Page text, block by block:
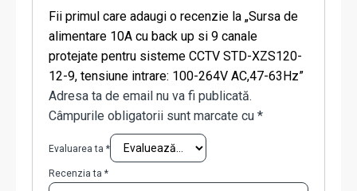
Fii primul care adaugi o recenzie la „Sursa de
alimentare 10A cu back up si 9 canale
protejate pentru sisteme CCTV STD-XZS120-
12-9, tensiune intrare: 100-264V AC,47-63Hz”
Adresa ta de email nu va fi publicată.
Câmpurile obligatorii sunt marcate cu *
Evaluarea ta *
Recenzia ta *